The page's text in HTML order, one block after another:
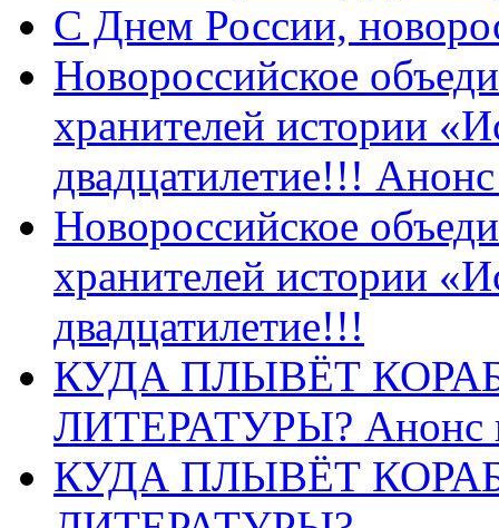
C Днем России,
Новороссийское
хранителей истории
двадцатилетие!!!
Новороссийское
хранителей истории
двадцатилетие!!!
КУДА ПЛЫВЁТ
ЛИТЕРАТУРЫ? Анонс
КУДА ПЛЫВЁТ